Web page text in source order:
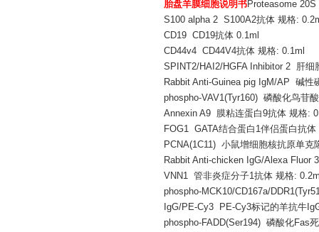
胎盘羊膜细胞说明书Proteasome
S100 alpha 2 S100A2抗体 规格:
CD19 CD19抗体 0.1ml
CD44v4 CD44V4抗体 规格: 0.1ml
SPINT2/HAI2/HGFA Inhibitor 2 肝细
Rabbit Anti-Guinea pig IgM/AP 碱性
phospho-VAV1(Tyr160) 磷酸化鸟苷
Annexin A9 膜粘连蛋白9抗体 规格:
FOG1 GATA结合蛋白1伴侣蛋白抗
PCNA(1C11) 小鼠增细胞核抗原单克
Rabbit Anti-chicken IgG/Alexa Fluor
VNN1 管非炎症分子1抗体 规格:
phospho-MCK10/CD167a/
IgG/PE-Cy3 PE-Cy3标记的羊抗牛
phospho-FADD(Ser194) 磷酸化Fas